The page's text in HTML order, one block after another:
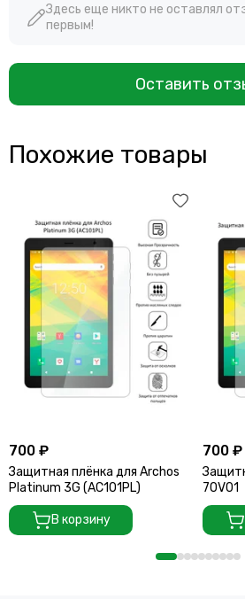
Здесь еще никто не оставлял
первым!
Оставить
Похожие товары
700 ₽
Защитная плёнка для Archos
Platinum 3G (AC101PL)
В корзину
700 ₽
70V01